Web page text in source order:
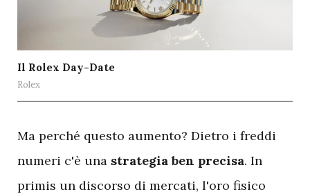
Il Rolex Day-Date
Rolex
Ma perché questo aumento? Dietro i freddi
numeri c'è una strategia ben precisa. In
primis un discorso di mercati, l'oro fisico